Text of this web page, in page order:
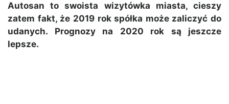
Autosan to swoista wizytówka miasta, cieszy
zatem fakt, że 2019 rok spółka może zaliczyć do
udanych. Prognozy na 2020 rok są jeszcze
lepsze.